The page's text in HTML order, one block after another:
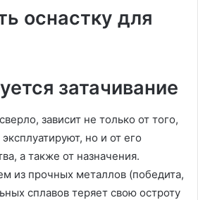
оснастку для
затачивание
зависит не только от того,
но и от его
а также от назначения.
из прочных металлов (победита,
сплавов теряет свою остроту